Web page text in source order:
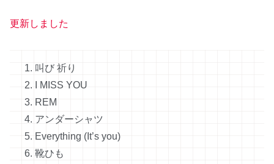
更新しました
1. 叫び 祈り
2. I MISS YOU
3. REM
4. アンダーシャツ
5. Everything (It’s you)
6. 靴ひも